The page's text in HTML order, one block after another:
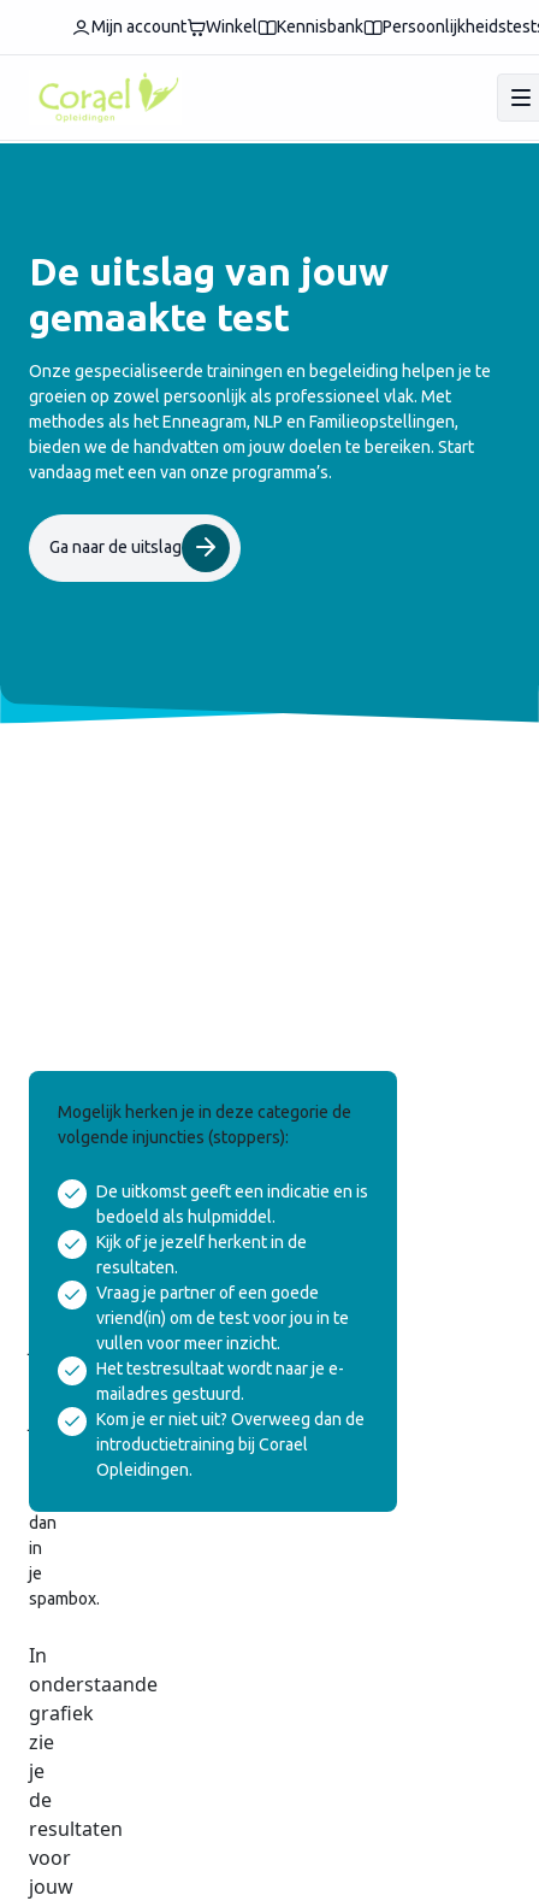
Mijn account Winkel Kennisbank
De uitslag van jouw
gemaakte test
Onze gespecialiseerde trainingen en begeleiding helpen je te
groeien op zowel persoonlijk als professioneel vlak. Met
methodes als het Enneagram, NLP en Familieopstellingen,
bieden we de handvatten om jouw doelen te bereiken. Start
vandaag met een van onze programma’s.
Ga naar de uitslag
Veelgebruikte
Egotoestanden
gemaild.
dan
in
je
spambox.
In
onderstaande
grafiek
zie
je
de
resultaten
voor
jouw
Mogelijk herken je in deze categorie de
volgende injuncties (stoppers):
De uitkomst geeft een indicatie en is
bedoeld als hulpmiddel.
Kijk of je jezelf herkent in de
resultaten.
Vraag je partner of een goede
vriend(in) om de test voor jou in te
vullen voor meer inzicht.
Het testresultaat wordt naar je e-
mailadres gestuurd.
Kom je er niet uit? Overweeg dan de
introductietraining bij Corael
Opleidingen.